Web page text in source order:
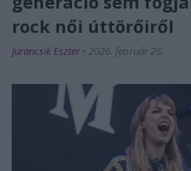
rock női úttörőiről
Jurancsik Eszter • 2026. február 26.